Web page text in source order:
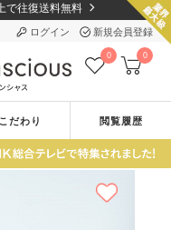
で往復送料無料
ログイン 新規会員登録
0 0
こだわり 閲覧履歴